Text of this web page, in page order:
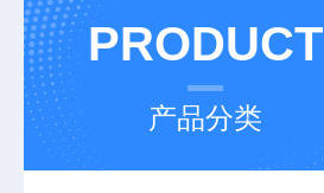
PRODUCT
产品分类